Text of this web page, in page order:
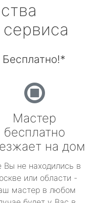
Мастер
бесплатно
на дом
Вы не находились в
или области -
мастер в любом